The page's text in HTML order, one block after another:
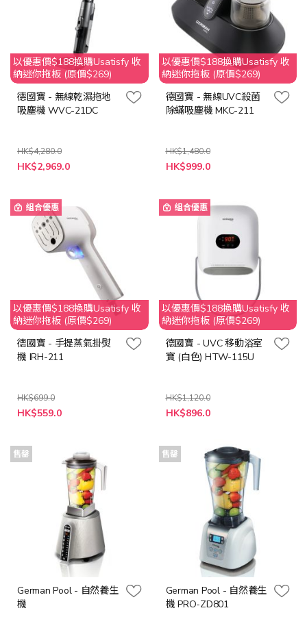
以優惠價$188換購Usatisfy 收
納迷你拖板 (原價$269)
德國寶 - 無線乾濕拖地
吸塵機 WVC-21DC
HK$4,280.0
特
殊
HK$2,969.0
以優惠價$188換購Usatisfy 收
納迷你拖板 (原價$269)
德國寶 - 無線UVC殺菌
除蟎吸塵機 MKC-211
HK$1,480.0
特
殊
HK$999.0
組合優惠
以優惠價$188換購Usatisfy 收
納迷你拖板 (原價$269)
德國寶 - 手提蒸氣掛熨
機 IRH-211
HK$699.0
特
殊
HK$559.0
組合優惠
以優惠價$188換購Usatisfy 收
納迷你拖板 (原價$269)
德國寶 - UVC 移動浴室
寶 (白色) HTW-115U
HK$1,120.0
特
殊
HK$896.0
售罄
German Pool - 自然養生
機
售罄
German Pool - 自然養生
機 PRO-ZD801